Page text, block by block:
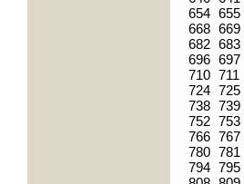
654 655
668 669
682 683
696 697
710 711
724 725
738 739
752 753
766 767
780 781
794 795